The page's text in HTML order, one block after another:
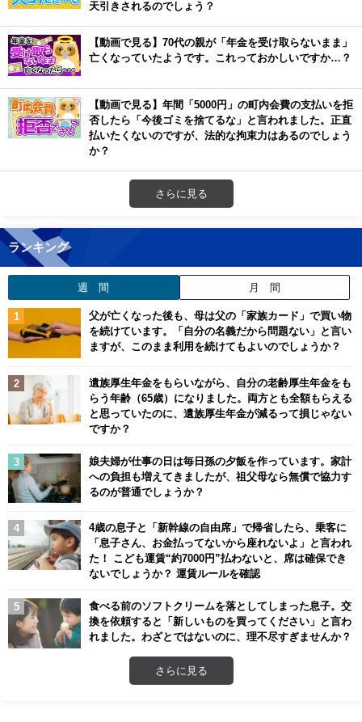
天引きされるのでしょう？
【動画で見る】70代の親が「年金を受け取らないまま」
亡くなっていたようです。これっておかしいですか…？
【動画で見る】年間「5000円」の町内会費の支払いを拒
否したら「今後ゴミを捨てるな」と言われました。正直
払いたくないのですが、法的な拘束力はあるのでしょう
か？
さらに見る
ランキング
週 間 月 間
父が亡くなった後も、母は父の「家族カード」で買い物
を続けています。「自分の名義だから問題ない」と言い
ますが、このまま利用を続けてもよいのでしょうか？
遺族厚生年金をもらいながら、自分の老齢厚生年金をも
らう年齢（65歳）になりました。両方とも全額もらえる
と思っていたのに、遺族厚生年金が減るって損じゃない
ですか？
娘夫婦が仕事の日は毎日孫の夕飯を作っています。家計
への負担も増えてきましたが、祖父母なら無償で協力す
るのが普通でしょうか？
4歳の息子と「新幹線の自由席」で帰省したら、乗客に
「息子さん、お金払ってないから座れないよ」と言われ
た！ こども運賃“約7000円”払わないと、席は確保でき
ないでしょうか？ 運賃ルールを確認
食べる前のソフトクリームを落としてしまった息子。交
換を依頼すると「新しいものを買ってください」と言わ
れました。わざとではないのに、理不尽すぎませんか？
さらに見る